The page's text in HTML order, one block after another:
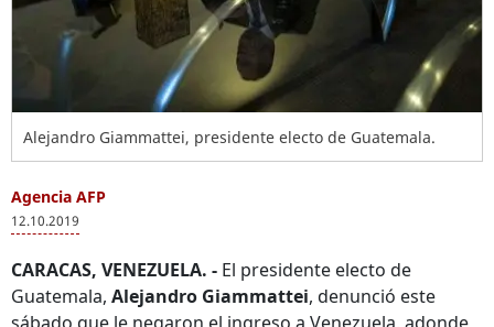
Alejandro Giammattei, presidente electo de Guatemala.
Agencia AFP
12.10.2019
CARACAS, VENEZUELA. - El presidente electo de
Guatemala, Alejandro Giammattei, denunció este